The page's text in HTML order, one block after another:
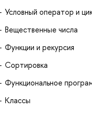
Условный оператор и
Вещественные числа
Функции и рекурсия
Сортировка
Функциональное
Классы